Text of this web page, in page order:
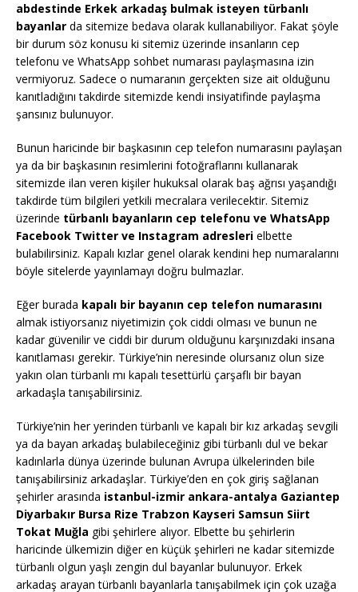
abdestinde Erkek arkadaş bulmak isteyen türbanlı
bayanlar da sitemize bedava olarak kullanabiliyor. Fakat şöyle
bir durum söz konusu ki sitemiz üzerinde insanların cep
telefonu ve WhatsApp sohbet numarası paylaşmasına izin
vermiyoruz. Sadece o numaranın gerçekten size ait olduğunu
kanıtladığını takdirde sitemizde kendi insiyatifinde paylaşma
şansınız bulunuyor.
Bunun haricinde bir başkasının cep telefon numarasını paylaşan
ya da bir başkasının resimlerini fotoğraflarını kullanarak
sitemizde ilan veren kişiler hukuksal olarak baş ağrısı yaşandığı
takdirde tüm bilgileri yetkili mecralara verilecektir. Sitemiz
üzerinde türbanlı bayanların cep telefonu ve WhatsApp
Facebook Twitter ve Instagram adresleri elbette
bulabilirsiniz. Kapalı kızlar genel olarak kendini hep numaralarını
böyle sitelerde yayınlamayı doğru bulmazlar.
Eğer burada kapalı bir bayanın cep telefon numarasını
almak istiyorsanız niyetimizin çok ciddi olması ve bunun ne
kadar güvenilir ve ciddi bir durum olduğunu karşınızdaki insana
kanıtlaması gerekir. Türkiye’nin neresinde olursanız olun size
yakın olan türbanlı mı kapalı tesettürlü çarşaflı bir bayan
arkadaşla tanışabilirsiniz.
Türkiye’nin her yerinden türbanlı ve kapalı bir kız arkadaş sevgili
ya da bayan arkadaş bulabileceğiniz gibi türbanlı dul ve bekar
kadınlarla dünya üzerinde bulunan Avrupa ülkelerinden bile
tanışabilirsiniz arkadaşlar. Türkiye’den en çok giriş sağlanan
şehirler arasında istanbul-izmir ankara-antalya Gaziantep
Diyarbakır Bursa Rize Trabzon Kayseri Samsun Siirt
Tokat Muğla gibi şehirlere alıyor. Elbette bu şehirlerin
haricinde ülkemizin diğer en küçük şehirleri ne kadar sitemizde
türbanlı olgun yaşlı zengin dul bayanlar bulunuyor. Erkek
arkadaş arayan türbanlı bayanlarla tanışabilmek için çok uzağa